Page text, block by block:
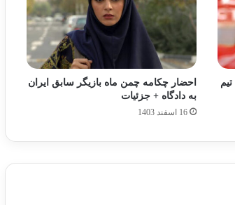
احضار چکامه چمن‌ ماه بازیگر سابق ایران
به دادگاه + جزئیات
16 اسفند 1403